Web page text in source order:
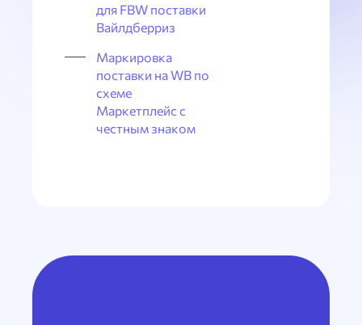
для FBW поставки
Вайлдберриз
Маркировка
поставки на WB по
схеме
Маркетплейс с
честным знаком